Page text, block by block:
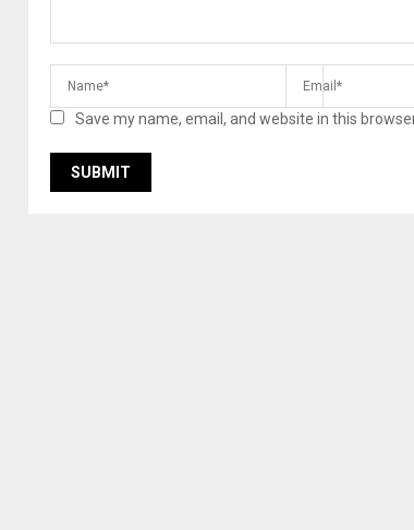
Save my name, email, and website in this